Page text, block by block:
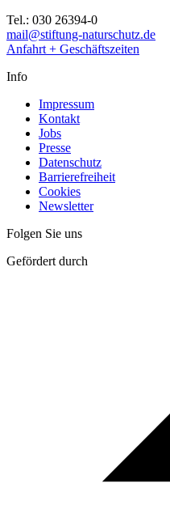
Tel.: 030 26394-0
mail@stiftung-naturschutz.de
Anfahrt + Geschäftszeiten
Info
Impressum
Kontakt
Jobs
Presse
Datenschutz
Barrierefreiheit
Cookies
Newsletter
Folgen Sie uns
Gefördert durch